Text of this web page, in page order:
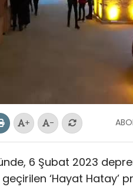
+ -
6 Şubat 2023
‘Hayat Hatay’